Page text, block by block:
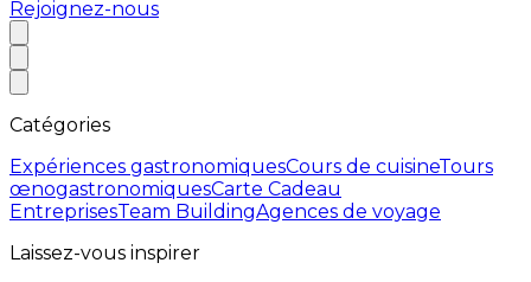
Rejoignez-nous
Catégories
Expériences gastronomiquesCours de cuisineTours
œnogastronomiquesCarte Cadeau
EntreprisesTeam BuildingAgences de voyage
Laissez-vous inspirer